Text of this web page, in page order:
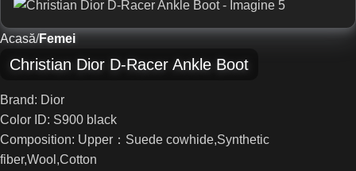
Acasă Femei
Christian Dior D-Racer Ankle Boot
Brand: Dior
Color ID: S900 black
Composition: Upper：Suede cowhide,Synthetic
fiber,Wool,Cotton